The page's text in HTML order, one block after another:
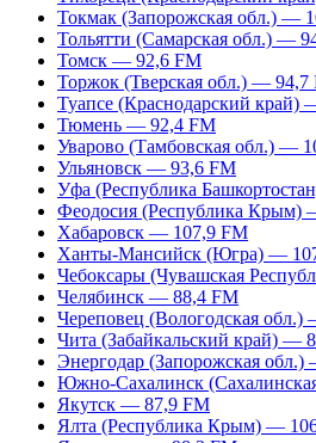
Токмак (Запорожская обл.) —
Тольятти (Самарская обл.) —
Томск — 92,6 FM
Торжок (Тверская обл.) — 94,7
Туапсе (Краснодарский край)
Тюмень — 92,4 FM
Уварово (Тамбовская обл.) —
Ульяновск — 93,6 FM
Уфа (Республика
Феодосия (Республика Крым)
Хабаровск — 107,9 FM
Ханты-Мансийск (Югра) —
Чебоксары (Чувашская
Челябинск — 88,4 FM
Череповец (Вологодская
Чита (Забайкальский край) —
Энергодар (Запорожская обл.)
Южно-Сахалинск
Якутск — 87,9 FM
Ялта (Республика Крым) —